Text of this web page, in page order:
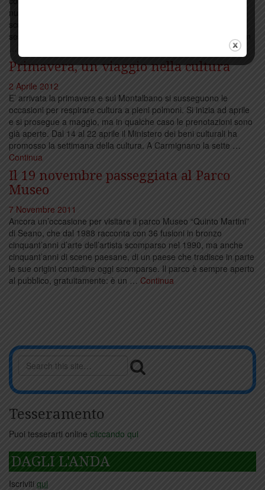
nuova ala che il museo ha deciso di dedicare al meglio della
scultura occidentale del Novecento. E’ il primo toscano dopo
sessant’anni a varcare le porte dell’importante museo russo, con
…
Primavera, un viaggio nella cultura
2 Aprile 2012
E’ arrivata la primavera e sul Montalbano si susseguono le
occasioni per respirare cultura a pieni polmoni. Si inizia ad aprile
e si prosegue a maggio, ma in qualche caso le prenotazioni sono
già aperte. Dal 14 al 22 aprile il Ministero dei beni culturali ha
promosso la settimana della cultura. A Carmignano la sette …
Continua
Il 19 novembre passeggiata al Parco
Museo
7 Novembre 2011
Ancora un’occasione per visitare il parco Museo “Quinto Martini”
di Seano, che dal 1988 racconta con 36 fusioni in bronzo
cinquant’anni d’arte dell’artista scomparso nel 1990, ma anche
cinquant’anni di scene paesane, di un paese che tradisce in parte
le sue origini contadine oggi scomparse. Il parco è sempre aperto
al pubblico, gratuitamente: è un … Continua
Tesseramento
Puoi tesserarti online cliccando qui
DAGLI L'ANDA
Iscriviti qui